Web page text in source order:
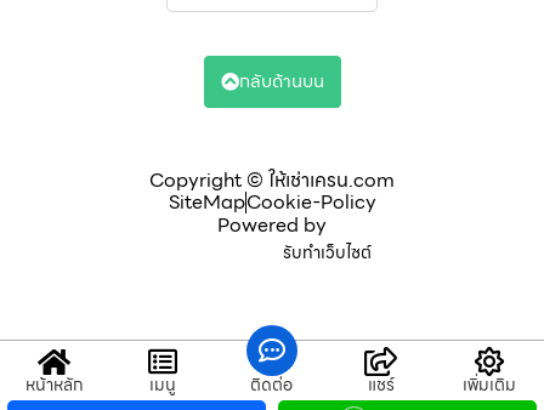
Copyright © ให้เช่าเครน.com
SiteMapCookie-Policy
Powered by
รับทำเว็บไซต์
กลับด้านบน
หน้าหลัก เมนู ติดต่อ แชร์ เพิ่มเติม